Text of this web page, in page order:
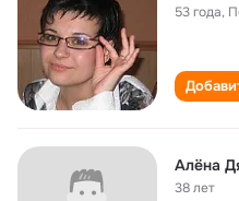
53 года,
Алёна
38 лет